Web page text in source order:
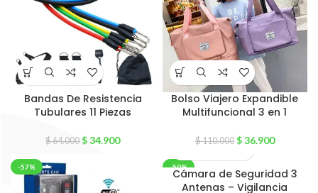
Bandas De Resistencia
Tubulares 11 Piezas
$64.000 $34.900
Bolso Viajero Expandible
Multifuncional 3 en 1
$110.000 $36.900
-57% -50%
Cámara de Seguridad 3
Antenas – Vigilancia